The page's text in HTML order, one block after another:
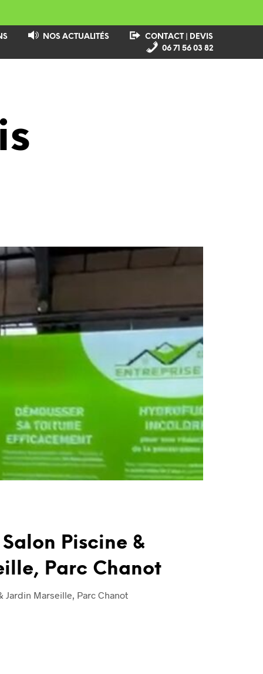
NOS ACTUALITÉS
CONTACT | DEVIS
06 71 56 03 82
Piscine &
Parc Chanot
Jardin Marseille, Parc Chanot